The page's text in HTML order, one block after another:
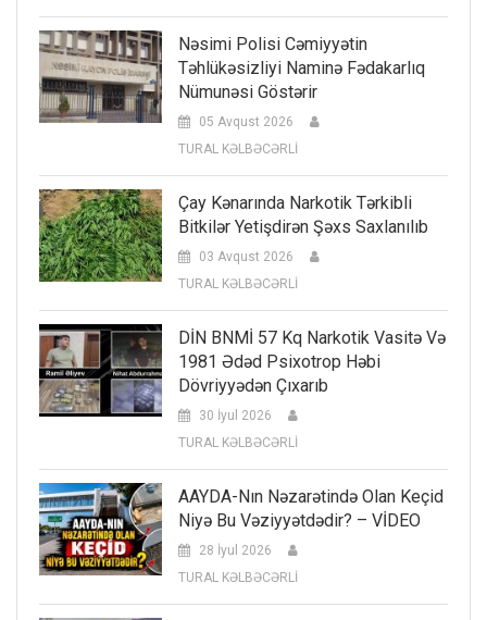
Nəsimi Polisi Cəmiyyətin
Təhlükəsizliyi Naminə Fədakarlıq
Nümunəsi Göstərir
05 Avqust 2026
TURAL KƏLBƏCƏRLİ
Çay Kənarında Narkotik Tərkibli
Bitkilər Yetişdirən Şəxs Saxlanılıb
03 Avqust 2026
TURAL KƏLBƏCƏRLİ
DİN BNMİ 57 Kq Narkotik Vasitə Və
1981 Ədəd Psixotrop Həbi
Dövriyyədən Çıxarıb
30 İyul 2026
TURAL KƏLBƏCƏRLİ
AAYDA-Nın Nəzarətində Olan Keçid
Niyə Bu Vəziyyətdədir? – VİDEO
28 İyul 2026
TURAL KƏLBƏCƏRLİ